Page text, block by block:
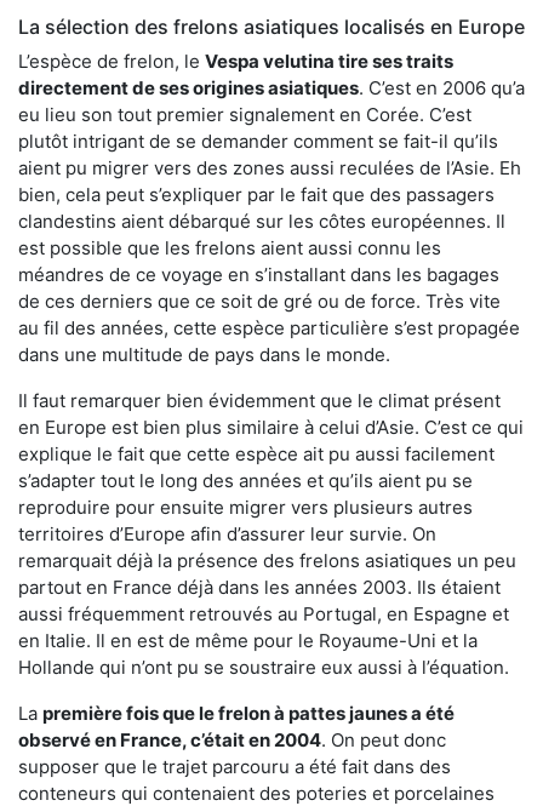
La sélection des frelons asiatiques localisés en Europe
L’espèce de frelon, le Vespa velutina tire ses traits
directement de ses origines asiatiques. C’est en 2006 qu’a
eu lieu son tout premier signalement en Corée. C’est
plutôt intrigant de se demander comment se fait-il qu’ils
aient pu migrer vers des zones aussi reculées de l’Asie. Eh
bien, cela peut s’expliquer par le fait que des passagers
clandestins aient débarqué sur les côtes européennes. Il
est possible que les frelons aient aussi connu les
méandres de ce voyage en s’installant dans les bagages
de ces derniers que ce soit de gré ou de force. Très vite
au fil des années, cette espèce particulière s’est propagée
dans une multitude de pays dans le monde.
Il faut remarquer bien évidemment que le climat présent
en Europe est bien plus similaire à celui d’Asie. C’est ce qui
explique le fait que cette espèce ait pu aussi facilement
s’adapter tout le long des années et qu’ils aient pu se
reproduire pour ensuite migrer vers plusieurs autres
territoires d’Europe afin d’assurer leur survie. On
remarquait déjà la présence des frelons asiatiques un peu
partout en France déjà dans les années 2003. Ils étaient
aussi fréquemment retrouvés au Portugal, en Espagne et
en Italie. Il en est de même pour le Royaume-Uni et la
Hollande qui n’ont pu se soustraire eux aussi à l’équation.
La première fois que le frelon à pattes jaunes a été
observé en France, c’était en 2004. On peut donc
supposer que le trajet parcouru a été fait dans des
conteneurs qui contenaient des poteries et porcelaines